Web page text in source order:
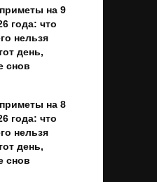
на 9
года: что
нельзя
день,
снов
на 8
года: что
нельзя
день,
снов